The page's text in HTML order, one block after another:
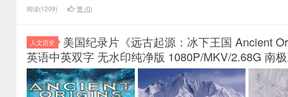
阅读(1209) 赞 (0)
人文历史
美国纪录片《远古起源：冰下王国 Ancient
英语中英双字 无水印纯净版 1080P/MKV/2.68G 南